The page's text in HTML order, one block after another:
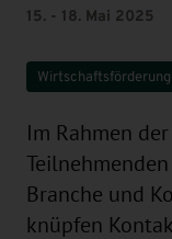
15. - 18. Mai 2025
Im Rahmen
Branche und
knüpfen